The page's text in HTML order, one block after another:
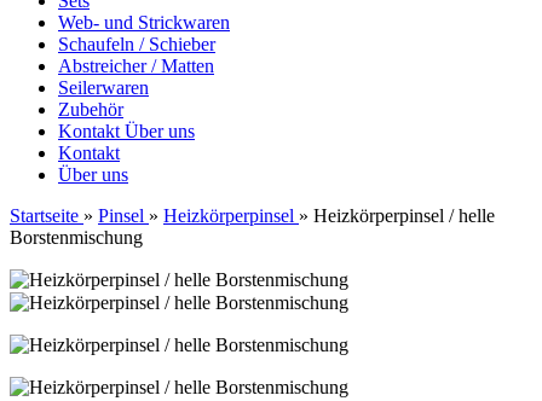
Web- und Strickwaren
Schaufeln / Schieber
Abstreicher / Matten
Seilerwaren
Zubehör
Kontakt Über uns
Kontakt
Über uns
Startseite » Pinsel » Heizkörperpinsel » Heizkörperpinsel / helle
Borstenmischung